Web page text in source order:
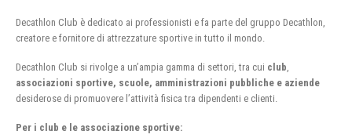
Decathlon Club è dedicato ai professionisti e fa parte del gruppo Decathlon,
creatore e fornitore di attrezzature sportive in tutto il mondo.
Decathlon Club si rivolge a un’ampia gamma di settori, tra cui club
associazioni sportive, scuole, amministrazioni pubbliche e aziende
desiderose di promuovere l’attività fisica tra dipendenti e clienti.
Per i club e le associazione sportive: